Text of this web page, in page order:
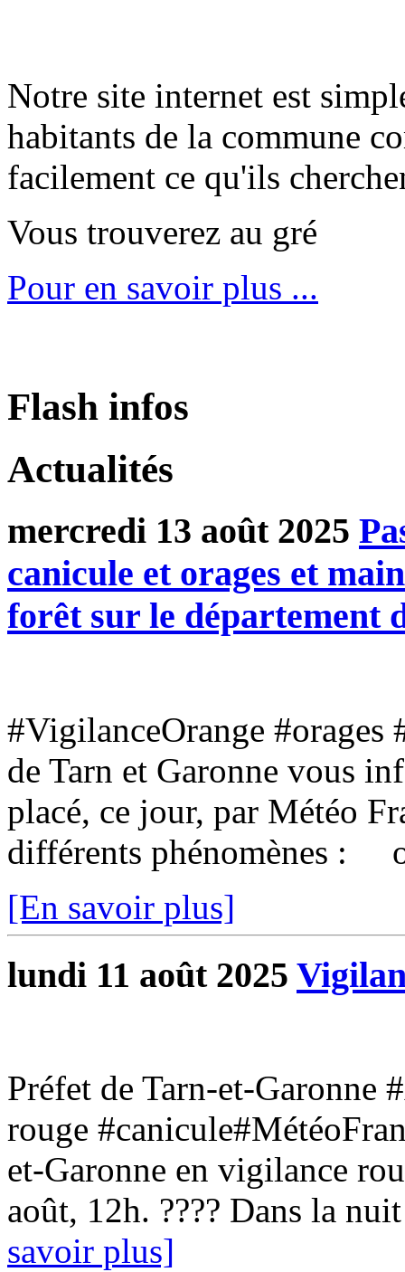
Notre site internet est
habitants de la commune
facilement ce qu'ils
Vous trouverez au gré
Pour en savoir plus ...
Flash infos
Actualités
mercredi 13 août 2025
canicule et orages et
forêt sur le département
#VigilanceOrange #orages
de Tarn et Garonne vous
placé, ce jour, par Météo
différents phénomènes :
[En savoir plus]
lundi 11 août 2025
Préfet de Tarn-et-Garonne
rouge
et-Garonne en vigilance
août, 12h. ???? Dans la
savoir plus]